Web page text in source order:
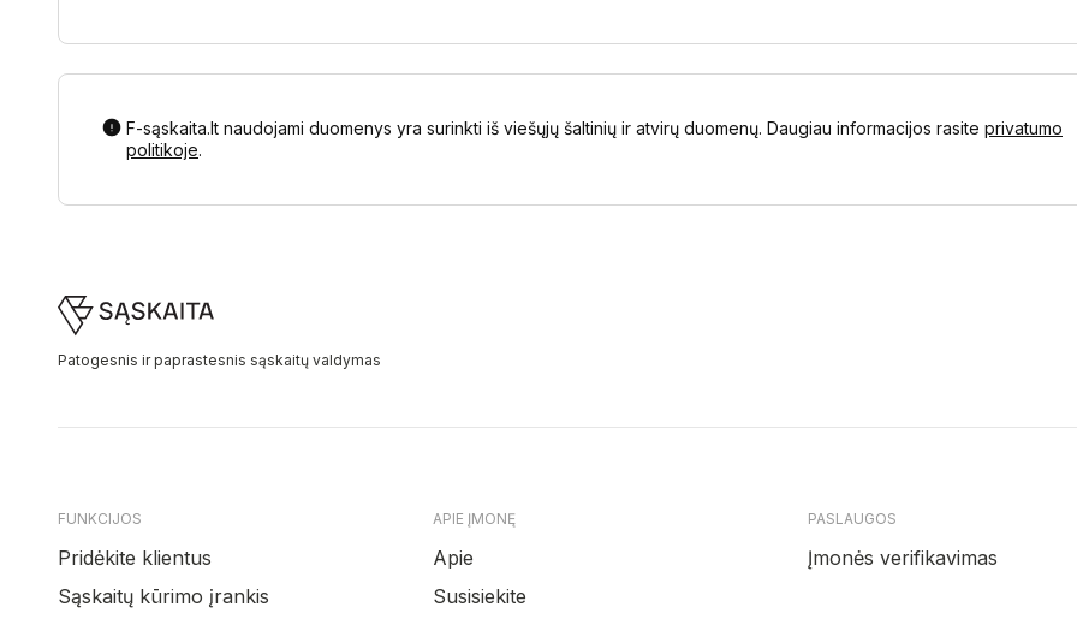
F-sąskaita.lt naudojami duomenys yra surinkti iš viešųjų šaltinių ir atvirų duomenų. Daugiau informacijos rasite privatumo
politikoje.
Footer
Patogesnis ir paprastesnis sąskaitų valdymas
FUNKCIJOS
Pridėkite klientus
Sąskaitų kūrimo įrankis
APIE ĮMONĘ
Apie
Susisiekite
PASLAUGOS
Įmonės verifikavimas